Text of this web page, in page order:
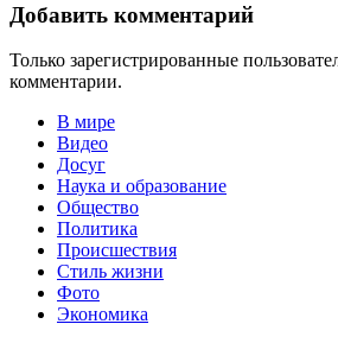
Добавить комментарий
Только зарегистрированные
комментарии.
В мире
Видео
Досуг
Наука и образование
Общество
Политика
Происшествия
Стиль жизни
Фото
Экономика